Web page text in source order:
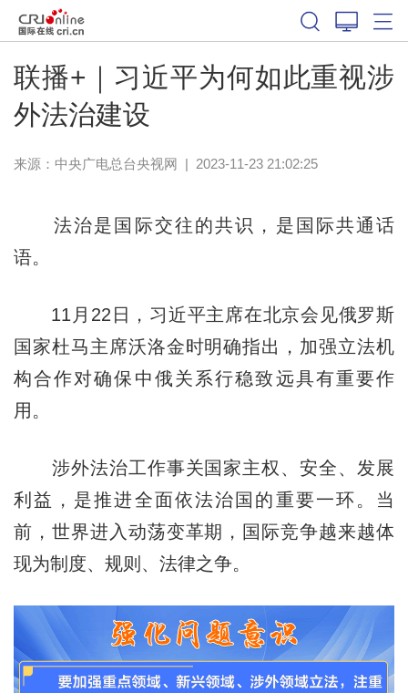
联播+｜习近平为何如此重视涉
外法治建设
来源： 中央广电总台央视网 | 2023-11-23 21:02:25
法治是国际交往的共识，是国际共通话
语。
11月22日，习近平主席在北京会见俄罗斯
国家杜马主席沃洛金时明确指出，加强立法机
构合作对确保中俄关系行稳致远具有重要作
用。
涉外法治工作事关国家主权、安全、发展
利益，是推进全面依法治国的重要一环。当
前，世界进入动荡变革期，国际竞争越来越体
现为制度、规则、法律之争。